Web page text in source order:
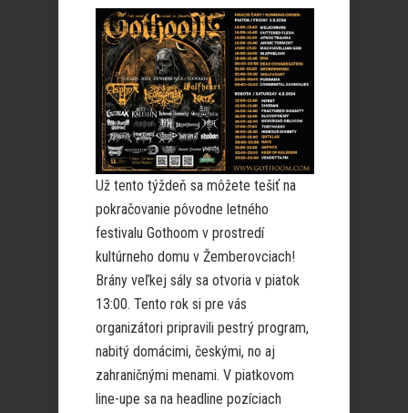
Už tento týždeň sa môžete tešiť na
pokračovanie pôvodne letného
festivalu Gothoom v prostredí
kultúrneho domu v Žemberovciach!
Brány veľkej sály sa otvoria v piatok
13:00. Tento rok si pre vás
organizátori pripravili pestrý program,
nabitý domácimi, českými, no aj
zahraničnými menami. V piatkovom
line-upe sa na headline pozíciach